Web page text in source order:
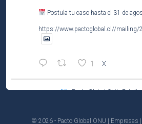
Postula tu caso hasta el 31 de
https://www.pactoglobal.cl//mailing/
1 X
Pacto Global Chile
Participa del tercer encuentro del ciclo
© 2026 - Pacto Global ONU | Empresas